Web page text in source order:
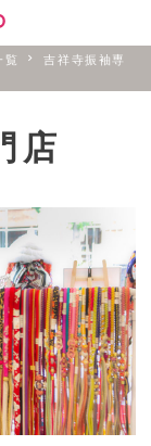
覧
吉祥寺振袖専
店